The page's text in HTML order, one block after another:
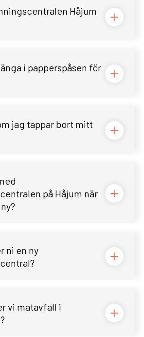
Håjum
i papperspåsen för
jag tappar bort mitt
på Håjum när
ni en ny
vi matavfall i